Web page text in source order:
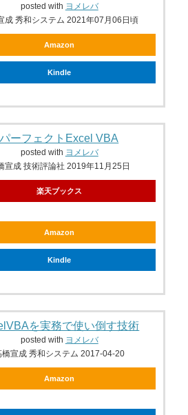
posted with ヨメレバ
成 秀和システム 2021年07月06日頃
Amazon
Kindle
パーフェクトExcel VBA
posted with ヨメレバ
宣成 技術評論社 2019年11月25日
楽天ブックス
Amazon
Kindle
を実務で使い倒す技術
posted with ヨメレバ
橋宣成 秀和システム 2017-04-20
Amazon